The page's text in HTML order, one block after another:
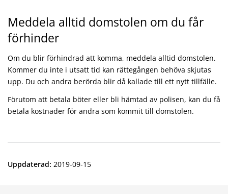
Meddela alltid domstolen om du får
förhinder
Om du blir förhindrad att komma, meddela alltid domstolen.
Kommer du inte i utsatt tid kan rättegången behöva skjutas
upp. Du och andra berörda blir då kallade till ett nytt tillfälle.
Förutom att betala böter eller bli hämtad av polisen, kan du få
betala kostnader för andra som kommit till domstolen.
Uppdaterad: 2019-09-15